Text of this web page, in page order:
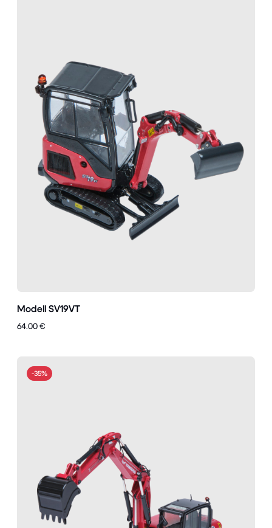
Modell SV19VT
64.00 €
-35%